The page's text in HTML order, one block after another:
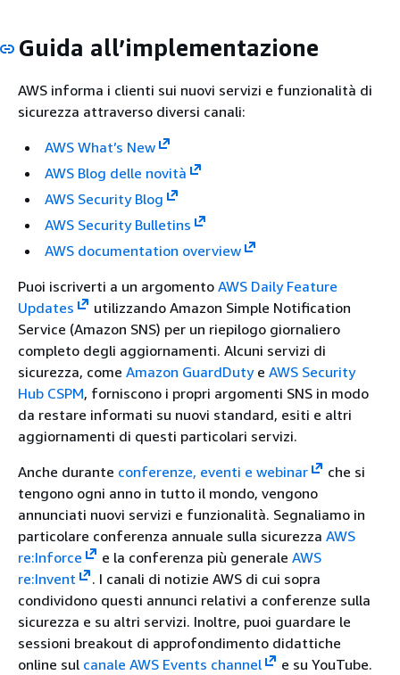
Guida all’implementazione
AWS informa i clienti sui nuovi servizi e funzionalità di
sicurezza attraverso diversi canali:
AWS What’s New
AWS Blog delle novità
AWS Security Blog
AWS Security Bulletins
AWS documentation overview
Puoi iscriverti a un argomento AWS Daily Feature
Updates
utilizzando Amazon Simple Notification
Service (Amazon SNS) per un riepilogo giornaliero
completo degli aggiornamenti. Alcuni servizi di
sicurezza, come Amazon GuardDutye AWS Security
Hub CSPM, forniscono i propri argomenti SNS in modo
da restare informati su nuovi standard, esiti e altri
aggiornamenti di questi particolari servizi.
Anche durante conferenze, eventi e webinar
che si
tengono ogni anno in tutto il mondo, vengono
annunciati nuovi servizi e funzionalità. Segnaliamo in
particolare conferenza annuale sulla sicurezza AWS
re:Inforce
e la conferenza più generale AWS
re:Invent
. I canali di notizie AWS di cui sopra
condividono questi annunci relativi a conferenze sulla
sicurezza e su altri servizi. Inoltre, puoi guardare le
sessioni breakout di approfondimento didattiche
online sul canale AWS Events channel e su YouTube.